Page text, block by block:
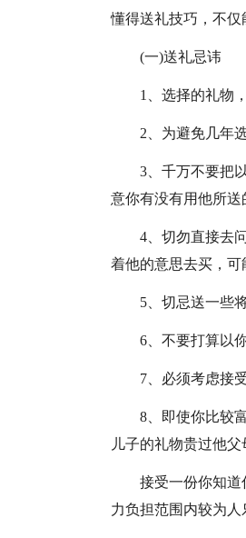
懂得送礼技巧，不仅
(一)送礼忌讳
1、选择的礼物
2、为避免几年
3、千万不要把
意你有没有用他所送
4、切勿直接去
着他的意思去买，
5、切忌送一些
6、不要打算以
7、必须考虑接
8、即使你比较
儿子的礼物贵过他
接受一份你知
力负担范围内较为人